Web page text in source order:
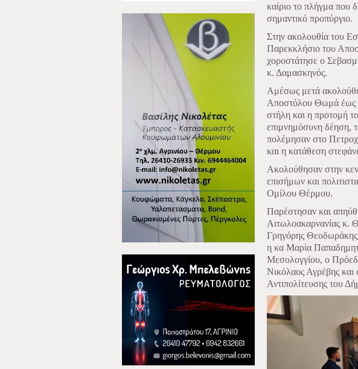
καίριο το πλήγμα που
σημαντικό προπύργιο.
Στην ακολουθία του
Παρεκκλήσιο του
χοροστάτησε ο
κ. Δαμασκηνός.
Αμέσως μετά
Αποστόλου Θωμά έως
στήλη και η προτομή
επιμνημόσυνη δέηση,
πολέμησαν στο
και η κατάθεση
Ακολούθησαν στην
επισήμων και
Ομίλου Θέρμου.
Παρέστησαν και
Αιτωλοακαρνανίας κ.
Γρηγόρης
η κα Μαρία
Μεσολογγίου, ο
Νικόλαος Αγρέβης
Αντιπολίτευσης του